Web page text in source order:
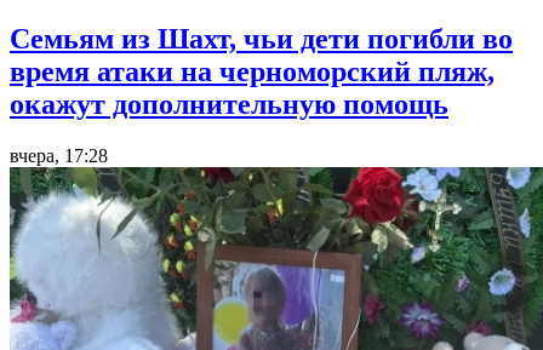
Семьям из Шахт, чьи дети погибли во
время атаки на черноморский пляж,
окажут дополнительную помощь
вчера, 17:28